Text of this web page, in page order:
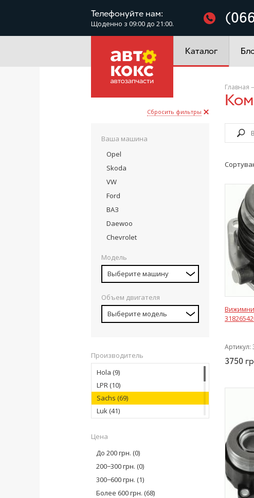
Телефонуйте нам:
Щоденно з 09:00 до 21:00.
Каталог
Електроустаткування
Сбросить фильтры
Ваша машина
Opel
Skoda
VW
Ford
ВАЗ
Daewoo
Chevrolet
Модель
Выберите машину
Объем двигателя
Выберите модель
Производитель
Hola (9)
LPR(10)
Sachs (69)
Luk(41)
MEYLE
Sachs
BLUE PRINT
(1)
Цена
До 200 грн. (0)
200−300 грн. (0)
300−600 грн. (1)
Более 600 грн. (68)
Главная
Артикул:
3750